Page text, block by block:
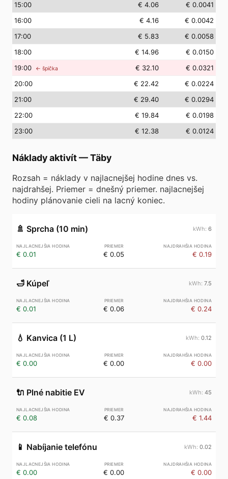
15:00 € 4.06
€ 0.0041
16:00 € 4.16
€ 0.0042
17:00 € 5.83
€ 0.0058
18:00 € 14.96
€ 0.0150
19:00 ← špička € 32.10
€ 0.0321
20:00 € 22.42
€ 0.0224
21:00 € 29.40
€ 0.0294
22:00 € 19.84
€ 0.0198
23:00 € 12.38 € 0.0124
Náklady aktivít—Täby
Rozsah = náklady v najlacnejšej hodine dnes vs.
najdrahšej. Priemer = dnešný priemer. najlacnejšej
hodiny plánovanie cieli na lacný koniec.
🚿 Sprcha (10 min) 6
€ 0.01 € 0.05 € 0.19
🛁 Kúpeľ 7.5
€ 0.01 € 0.06 € 0.24
💧 Kanvica (1 L) 0.12
€ 0.00 € 0.00 € 0.00
🔌 Plné nabitie EV 45
€ 0.08 € 0.37 € 1.44
📱 Nabíjanie telefónu 0.02
€ 0.00 € 0.00 € 0.00